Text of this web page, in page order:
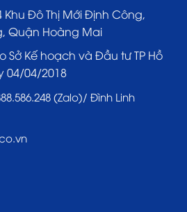
Khu Đô Thị Mới Định Công,
Quận Hoàng Mai
Sở Kế hoạch và Đầu tư TP Hồ
04/04/2018
(Zalo)/ Đình Linh